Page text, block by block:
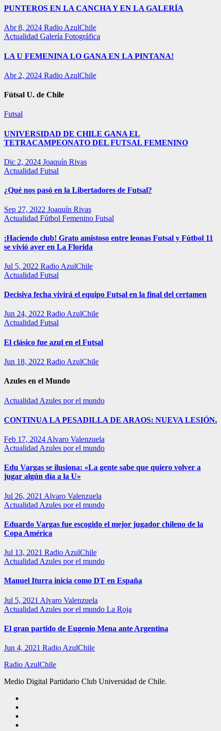
PUNTEROS EN LA CANCHA Y EN LA GALERÍA
Abr 8, 2024 Radio AzulChile
Actualidad Galería Fotográfica
LA U FEMENINA LO GANA EN LA PINTANA!
Abr 2, 2024 Radio AzulChile
Fútsal U. de Chile
Futsal
UNIVERSIDAD DE CHILE GANA EL
TETRACAMPEONATO DEL FUTSAL FEMENINO
Dic 2, 2024 Joaquín Rivas
Actualidad Futsal
¿Qué nos pasó en la Libertadores de Futsal?
Sep 27, 2022 Joaquín Rivas
Actualidad Fútbol Femenino Futsal
¡Haciendo club! Grato amistoso entre leonas Futsal y Fútbol 11
se vivió ayer en La Florida
Jul 5, 2022 Radio AzulChile
Actualidad Futsal
Decisiva fecha vivirá el equipo Futsal en la final del certamen
Jun 24, 2022 Radio AzulChile
Actualidad Futsal
El clásico fue azul en el Futsal
Jun 18, 2022 Radio AzulChile
Azules en el Mundo
Actualidad Azules por el mundo
CONTINUA LA PESADILLA DE ARAOS: NUEVA LESIÓN.
Feb 17, 2024 Alvaro Valenzuela
Actualidad Azules por el mundo
Edu Vargas se ilusiona: «La gente sabe que quiero volver a
jugar algún día a la U»
Jul 26, 2021 Alvaro Valenzuela
Actualidad Azules por el mundo
Eduardo Vargas fue escogido el mejor jugador chileno de la
Copa América
Jul 13, 2021 Radio AzulChile
Actualidad Azules por el mundo
Manuel Iturra inicia como DT en España
Jul 5, 2021 Alvaro Valenzuela
Actualidad Azules por el mundo La Roja
El gran partido de Eugenio Mena ante Argentina
Jun 4, 2021 Radio AzulChile
Radio AzulChile
Medio Digital Partidario Club Universidad de Chile.